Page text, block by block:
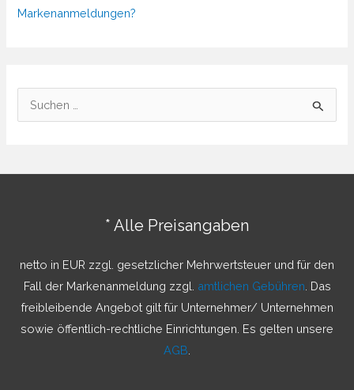
Markenanmeldungen?
u
h
* Alle Preisangaben
netto in EUR zzgl. gesetzlicher Mehrwertsteuer und für den
Fall der Markenanmeldung zzgl. amtlichen Gebühren . Das
freibleibende Angebot gilt für Unternehmer/ Unternehmen
sowie öffentlich-rechtliche Einrichtungen. Es gelten unsere
AGB